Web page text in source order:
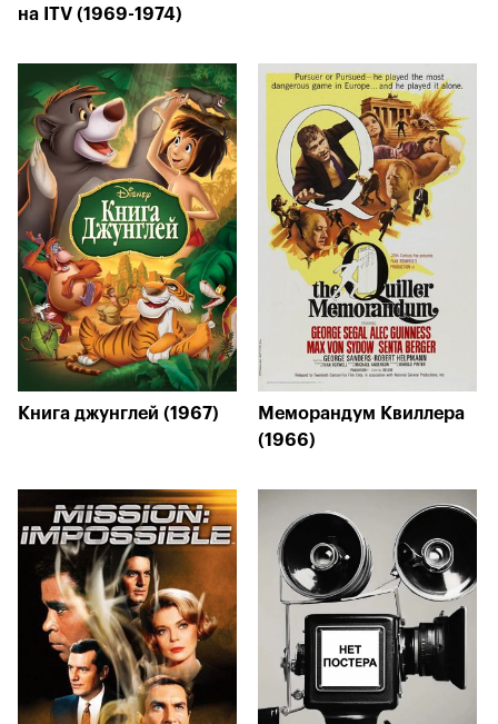
на ITV (1969-1974)
Книга джунглей (1967)
Меморандум Квиллера
(1966)